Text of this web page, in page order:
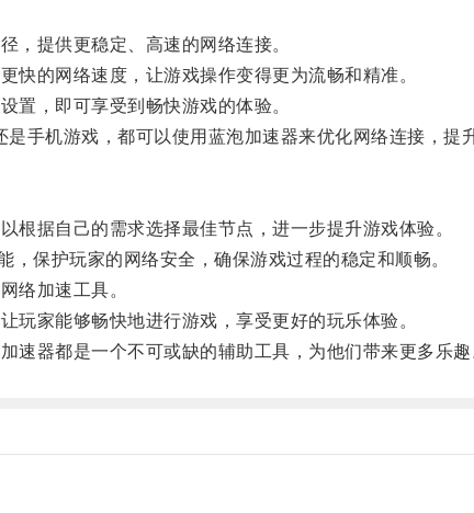
提供更稳定、高速的网络连接。
的网络速度，让游戏操作变得更为流畅和精准。
，即可享受到畅快游戏的体验。
机游戏，都可以使用蓝泡加速器来优化网络连接，提升
据自己的需求选择最佳节点，进一步提升游戏体验。
保护玩家的网络安全，确保游戏过程的稳定和顺畅。
络加速工具。
家能够畅快地进行游戏，享受更好的玩乐体验。
器都是一个不可或缺的辅助工具，为他们带来更多乐趣